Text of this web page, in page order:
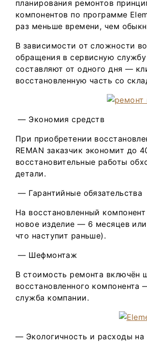
планирования ремонтов
компонентов по программе
раз меньше времени, чем
В зависимости от сложности
обращения в сервисную
составляют от одного дня —
восстановленную часть cо
— Экономия средств
При приобретении
REMAN заказчик экономит до
восстановительные работы
детали.
— Гарантийные обязательства
На восстановленный
новое изделие — 6 месяцев
что наступит раньше).
— Шефмонтаж
В стоимость ремонта включён
восстановленного
служба компании.
— Экологичность и расходы на